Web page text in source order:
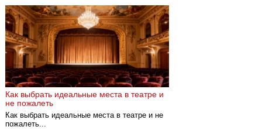
Как выбрать идеальные места в театре и
не пожалеть
Как выбрать идеальные места в театре и не
пожалеть...